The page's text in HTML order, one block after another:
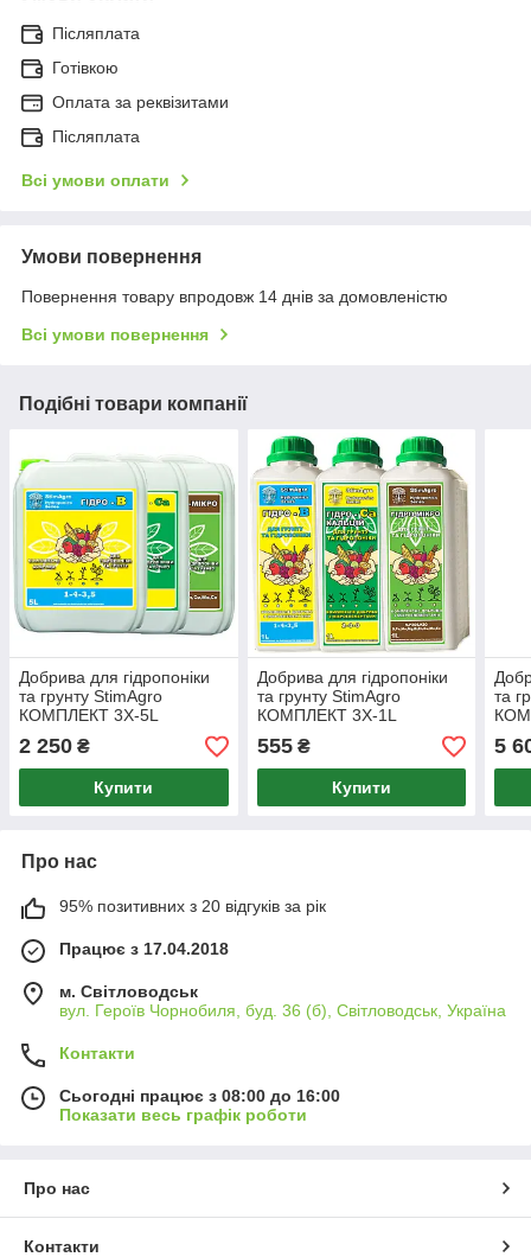
Післяплата
Готівкою
Оплата за реквізитами
Післяплата
Всі умови оплати
Умови повернення
Повернення товару впродовж 14 днів за домовленістю
Всі умови повернення
Подібні товари компанії
Добрива для гідропоніки
та грунту StimAgro
КОМПЛЕКТ 3X-5L
2 250 ₴
Купити
Добрива для гідропоніки
та грунту StimAgro
КОМПЛЕКТ 3X-1L
555₴
Купити
та
5
Про нас
95% позитивних з 20 відгуків за рік
Працює з 17.04.2018
м. Світловодськ
вул. Героїв Чорнобиля, буд. 36 (б), Світловодськ, Україна
Контакти
Сьогодні працює з 08:00 до 16:00
Показати весь графік роботи
Про нас
Контакти